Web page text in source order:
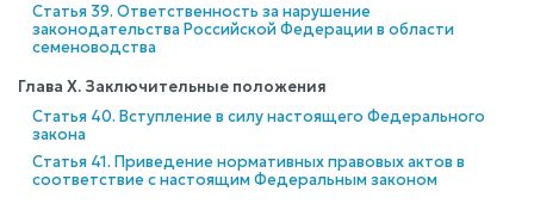
Статья 39. Ответственность за нарушение
законодательства Российской Федерации в области
семеноводства
Глава X. Заключительные положения
Статья 40. Вступление в силу настоящего Федерального
закона
Статья 41. Приведение нормативных правовых актов в
соответствие с настоящим Федеральным законом